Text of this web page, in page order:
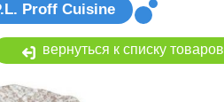
Proff Cuisine
вернуться к списку товаров